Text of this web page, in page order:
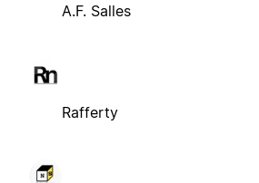
A.F. Salles
Rafferty